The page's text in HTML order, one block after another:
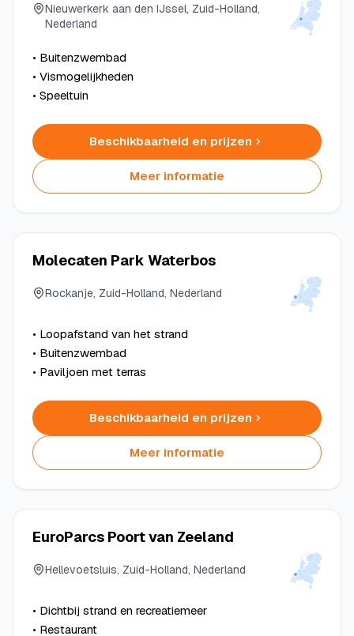
Nieuwerkerk aan den IJssel, Zuid-Holland,
Nederland
• Buitenzwembad
• Vismogelijkheden
• Speeltuin
Beschikbaarheid en prijzen
Meer informatie
Molecaten Park Waterbos
Rockanje, Zuid-Holland, Nederland
• Loopafstand van het strand
• Buitenzwembad
• Paviljoen met terras
Beschikbaarheid en prijzen
Meer informatie
EuroParcs Poort van Zeeland
Hellevoetsluis, Zuid-Holland, Nederland
• Dichtbij strand en recreatiemeer
• Restaurant